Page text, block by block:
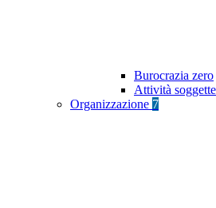
Burocrazia zero
Attività
Organizzazione 7